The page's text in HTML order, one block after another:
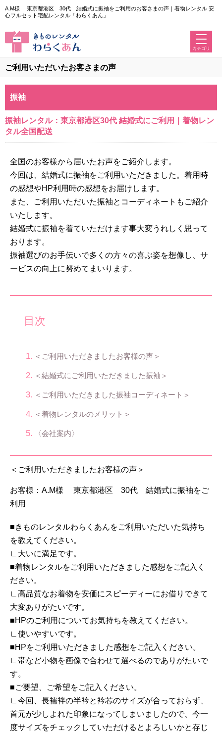
A.M様 東京都港区 30代 結婚式に振袖をご利用のお客さまの声｜着物レンタル 安
心フルセット宅配レンタル「わらくあん」
カテゴリ
ご利用いただいたお客さまの声
振袖
振袖レンタル：東京都港区30代 結婚式にご利用｜着物レン
タル全国配送
全国のお客様から届いたお声をご紹介します。
今回は、結婚式に振袖をご利用いただきました。着用時
の感想やHP利用時の感想をお届けします。
また、ご利用いただいた振袖とコーディネートもご紹介
いたします。
結婚式に振袖を着ていただけます事大変うれしく思って
おります。
振袖選びのお手伝いで多くの方々の喜ぶ姿を想像し、サ
ービスの向上に努めてまいります。
目次
＜ご利用いただきましたお客様の声＞
＜結婚式にご利用いただきました振袖＞
＜ご利用いただきました振袖コーディネート＞
＜着物レンタルのメリット＞
〈会社案内〉
＜ご利用いただきましたお客様の声＞
お客様：A.M様 東京都港区 30代 結婚式に振袖をご
利用
■きものレンタルわらくあんをご利用いただいた気持ち
を教えてください。
∟大いに満足です。
■着物レンタルをご利用いただきました感想をご記入く
ださい。
∟高品質なお着物を安価にスピーディーにお借りできて
大変ありがたいです。
■HPのご利用についてお気持ちを教えてください。
∟使いやすいです。
■HPをご利用いただきました感想をご記入ください。
∟帯など小物を画像で合わせて選べるのでありがたいで
す。
■ご要望、ご希望をご記入ください。
∟今回、長襦袢の半衿と衿芯のサイズが合っておらず、
首元が少しよれた印象になってしまいましたので、今一
度サイズをチェックしていただけるとよろしいかと存じ